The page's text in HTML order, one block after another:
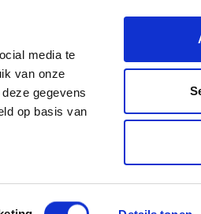
media te
van onze
gegevens
op basis van